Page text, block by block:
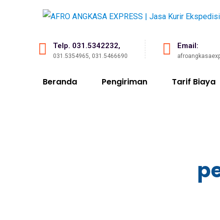
Telp. 031.5342232,
031.5354965, 031.5466690
Email:
Beranda Pengiriman Tarif Biaya